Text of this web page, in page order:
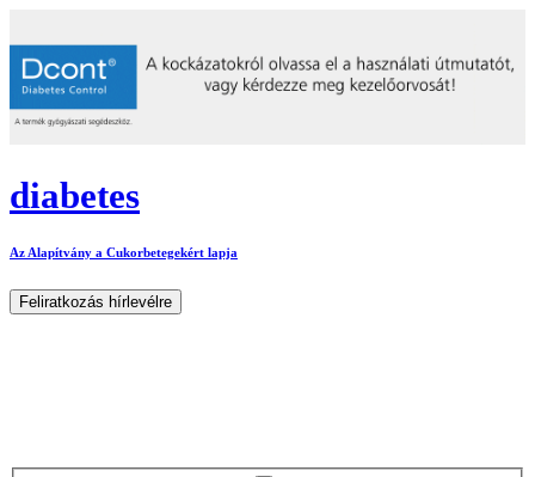
diabetes
Az Alapítvány a Cukorbetegekért lapja